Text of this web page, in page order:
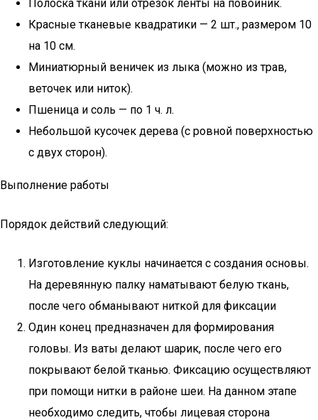
Полоска ткани или отрезок ленты на повойник.
Красные тканевые квадратики — 2 шт., размером 10
на 10 см.
Миниатюрный веничек из лыка (можно из трав,
веточек или ниток).
Пшеница и соль — по 1 ч. л.
Небольшой кусочек дерева (с ровной поверхностью
с двух сторон).
Выполнение работы
Порядок действий следующий:
Изготовление куклы начинается с создания основы.
На деревянную палку наматывают белую ткань,
после чего обманывают ниткой для фиксации
Один конец предназначен для формирования
головы. Из ваты делают шарик, после чего его
покрывают белой тканью. Фиксацию осуществляют
при помощи нитки в районе шеи. На данном этапе
необходимо следить, чтобы лицевая сторона